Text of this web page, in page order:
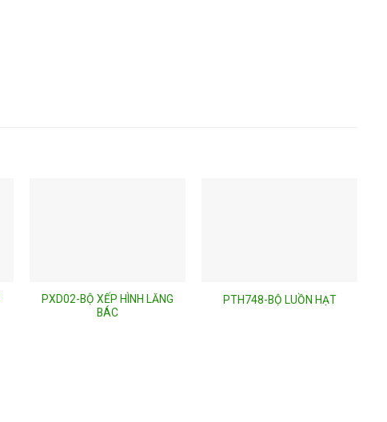
PXD02-BỘ XẾP HÌNH LĂNG
BÁC
PTH748-BỘ LUỒN HẠT